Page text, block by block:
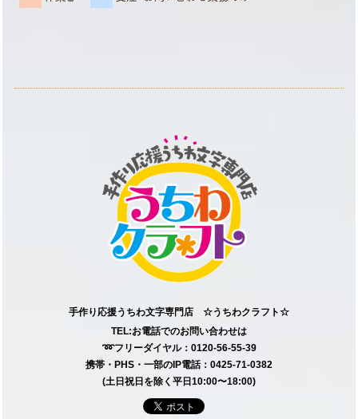
手作り応援うちわ文字専門店 ☆うちわクラフト☆
TEL:お電話でのお問い合わせは
➿フリーダイヤル：0120-56-55-39
携帯・PHS・一部のIP電話：0425-71-0382
(土日祝日を除く平日10:00〜18:00)